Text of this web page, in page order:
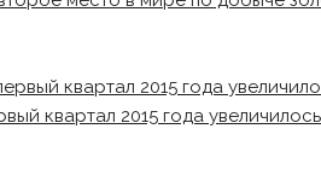
квартал 2015 года